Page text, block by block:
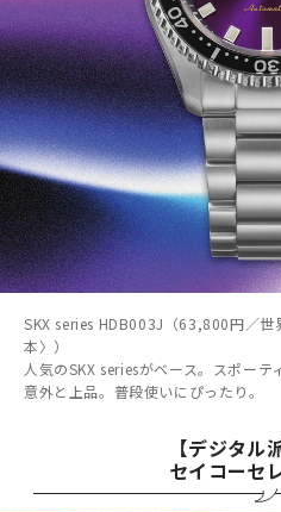
SKX series HDB003J（63,800円／
本〉）
人気のSKX seriesがベース。スポー
意外と上品。普段使いにぴったり。
【デジタル
セイコーセ